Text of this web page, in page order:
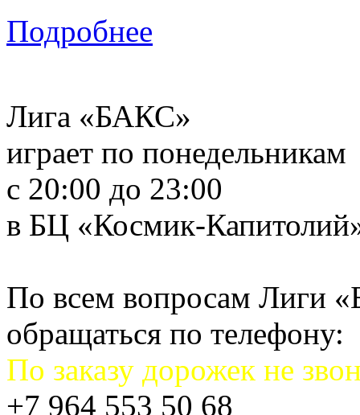
Подробнее
Лига «БАКС»
играет по понедельникам
с 20:00 до 23:00
в БЦ «Космик-
По всем вопросам Лиги
обращаться по телефону:
По заказу дорожек не
+7 964 553 50 68